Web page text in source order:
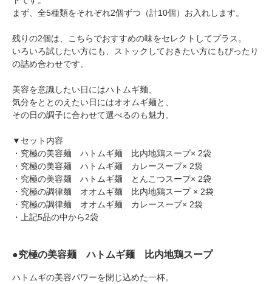
まず、全5種類をそれぞれ2個ずつ（計10個）お入れします。
残りの2個は、こちらでおすすめの味をセレクトしてプラス。
いろいろ試したい方にも、ストックしておきたい方にもぴったり
の詰め合わせです。
美容を意識したい日にはハトムギ麺、
気分をととのえたい日にはオオムギ麺と、
その日の調子に合わせて選べるのも魅力。
▼セット内容
・究極の美容麺 ハトムギ麺 比内地鶏スープ× 2袋
・究極の美容麺 ハトムギ麺 カレースープ× 2袋
・究極の美容麺 ハトムギ麺 とんこつスープ× 2袋
・究極の調律麺 オオムギ麺 比内地鶏スープ × 2袋
・究極の調律麺 オオムギ麺 カレースープ× 2袋
・上記5品の中から2袋
●究極の美容麺 ハトムギ麺 比内地鶏スープ
ハトムギの美容パワーを閉じ込めた一杯。